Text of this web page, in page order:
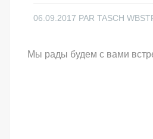
06.09.2017 PAR TASCH
Мы рады будем с вами